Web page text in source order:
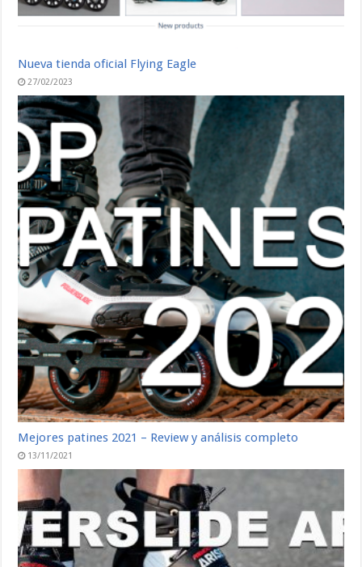
Nueva tienda oficial Flying Eagle
27/02/2023
Mejores patines 2021 – Review y análisis completo
13/11/2021